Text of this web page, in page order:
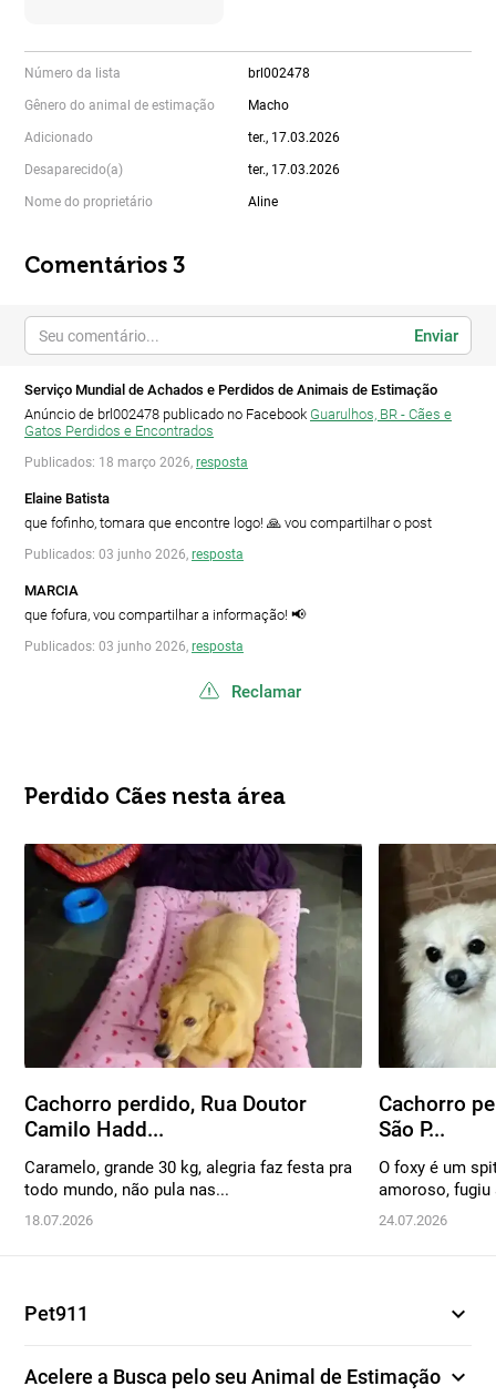
Número da lista brl002478
Gênero do animal de estimação Macho
Adicionado ter., 17.03.2026
Desaparecido(a) ter., 17.03.2026
Nome do proprietário Aline
Comentários 3
Enviar
Serviço Mundial de Achados e Perdidos de Animais de Estimação
Anúncio de brl002478 publicado no Facebook Guarulhos, BR - Cães e
Gatos Perdidos e Encontrados
Publicados: 18 março 2026, resposta
Elaine Batista
que fofinho, tomara que encontre logo! 🙏 vou compartilhar o post
Publicados: 03 junho 2026, resposta
MARCIA
que fofura, vou compartilhar a informação! 📢
Publicados: 03 junho 2026, resposta
Reclamar
Perdido Cães nesta área
Cachorro perdido, Rua Doutor
Camilo Hadd...
Caramelo, grande 30 kg, alegria faz festa pra
todo mundo, não pula nas...
18.07.2026
Cachorro
São P...
O foxy é um
amoroso, fugiu
24.07.2026
Pet911 expand_more
Acelere a Busca pelo seu Animal de Estimação expand_more